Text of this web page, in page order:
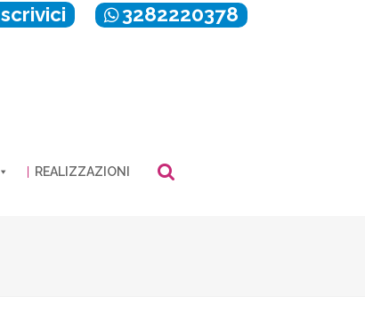
scrivici 3282220378
REALIZZAZIONI